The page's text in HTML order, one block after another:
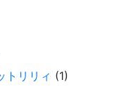
トリリィ (1)